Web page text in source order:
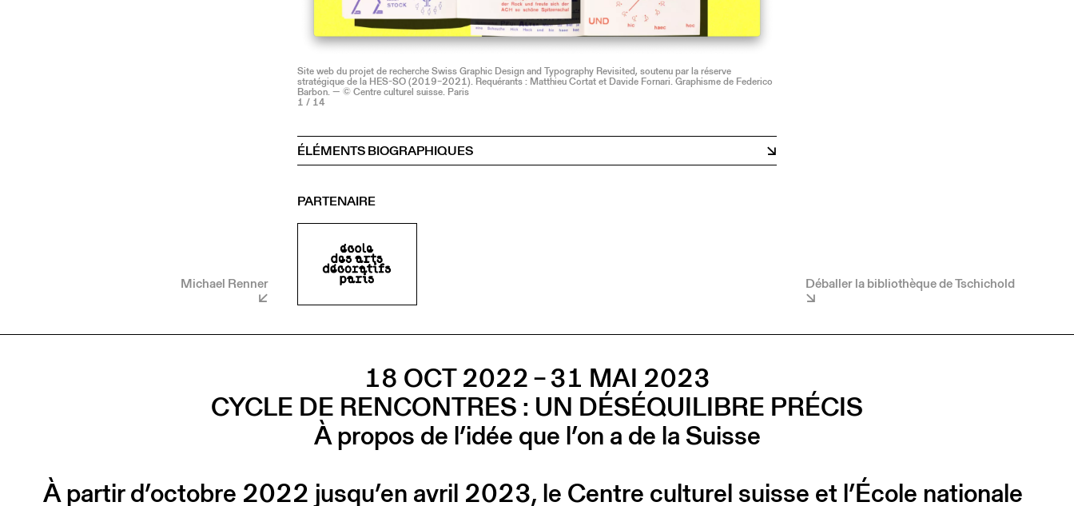
Michael Renner
Site web du projet de recherche Swiss Graphic Design and Typography Revisited, soutenu par la réserve
stratégique de la HES-SO (2019–2021). Requérants : Matthieu Cortat et Davide Fornari. Graphisme de Federico
Barbon. — © Centre culturel suisse. Paris
1 / 14
ÉLÉMENTS BIOGRAPHIQUES
PARTENAIRE
Déballer la bibliothèque de Tschichold
18 OCT 2022 – 31 MAI 2023
CYCLE DE RENCONTRES : UN DÉSÉQUILIBRE PRÉCIS
À propos de l’idée que l’on a de la Suisse
À partir d’octobre 2022 jusqu’en avril 2023, le Centre culturel suisse et l’École nationale